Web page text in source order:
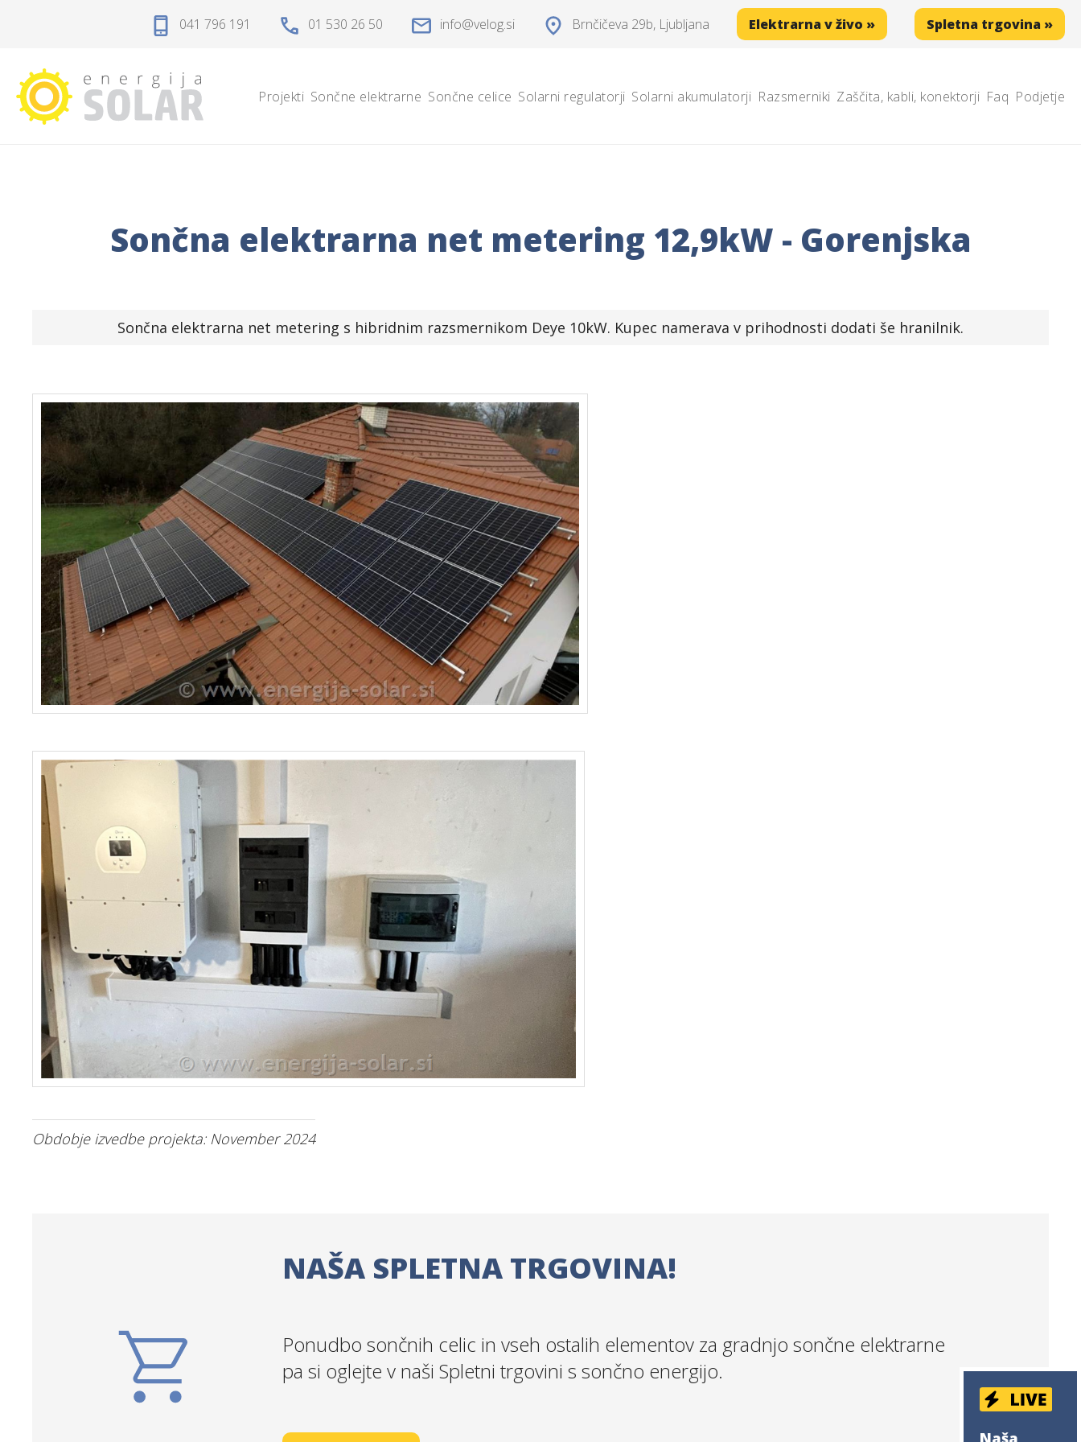
Projekti
Sončne elektrarne
Solarni akumulatorji
Podjetje
Spletna trgovina »
Naša
041 796 191 01 530 26 50 info velog.si Brnčičeva 29b, Ljubljana Elektrarna v živo » Spletna trgovina »
Projekti Sončne elektrarne Sončne celice Solarni regulatorji Solarni akumulatorji Razsmerniki Zaščita, kabli, konektorji Faq Podjetje
Sončna elektrarna net metering 12,9kW - Gorenjska
Sončna elektrarna net metering s hibridnim razsmernikom Deye 10kW. Kupec namerava v prihodnosti dodati še hranilnik.
Obdobje izvedbe projekta: November 2024
NAŠA SPLETNA TRGOVINA!
Ponudbo sončnih celic in vseh ostalih elementov za gradnjo sončne elektrarne
pa si oglejte v naši Spletni trgovini s sončno energijo.